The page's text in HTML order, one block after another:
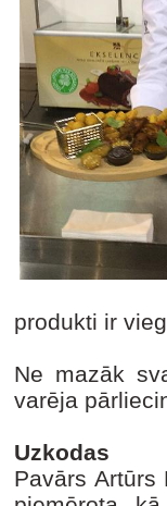
produkti ir
Ne mazāk
varēja
Uzkodas
Pavārs